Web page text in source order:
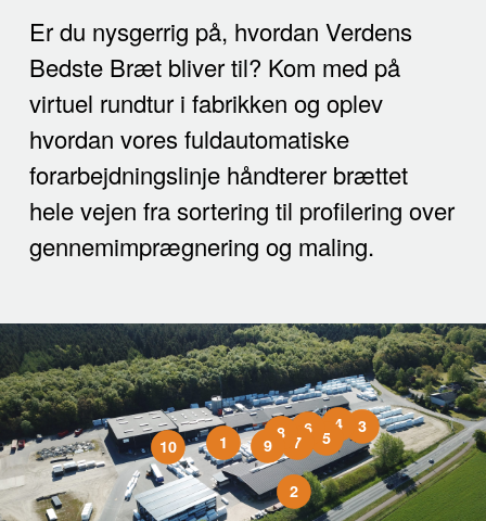
Er du nysgerrig på, hvordan Verdens
Bedste Bræt bliver til? Kom med på
virtuel rundtur i fabrikken og oplev
hvordan vores fuldautomatiske
forarbejdningslinje håndterer brættet
hele vejen fra sortering til profilering over
gennemimprægnering og maling.
2
1
3
4
5
6
7
8
9
10